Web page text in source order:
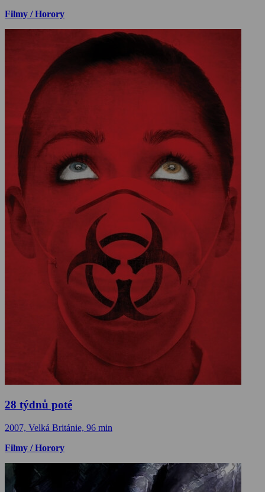
Filmy / Horory
28 týdnů poté
2007, Velká Británie, 96 min
Filmy / Horory